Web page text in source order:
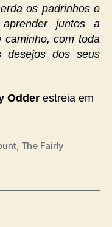
os padrinhos e
juntos a
caminho, com toda
dos seus
Odder estreia em
, The Fairly